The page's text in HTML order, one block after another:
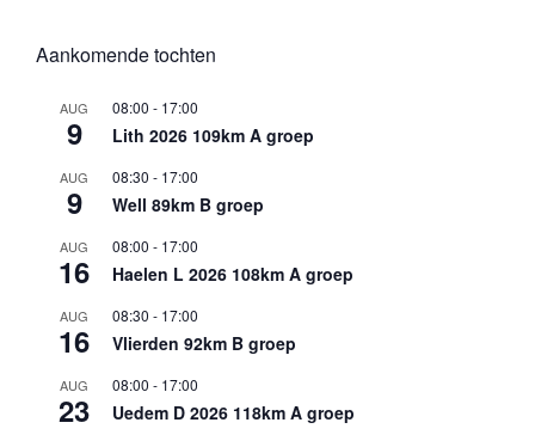
Aankomende tochten
AUG
9
08:00 - 17:00
Lith 2026 109km A groep
AUG
9
08:30 - 17:00
Well 89km B groep
AUG
16
08:00 - 17:00
Haelen L 2026 108km A groep
AUG
16
08:30 - 17:00
Vlierden 92km B groep
AUG
23
08:00 - 17:00
Uedem D 2026 118km A groep